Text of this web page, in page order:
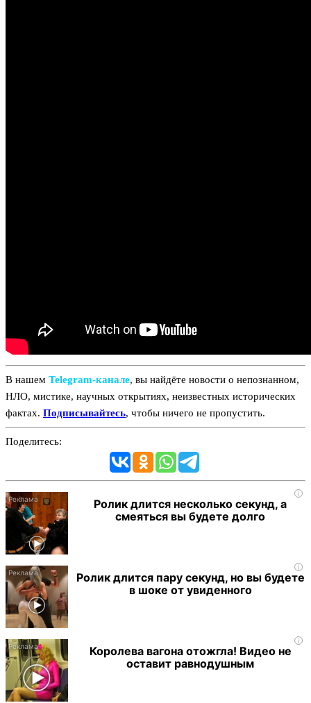
В нашем Telegram‑канале, вы найдёте новости о непознанном,
НЛО, мистике, научных открытиях, неизвестных исторических
фактах. Подписывайтесь, чтобы ничего не пропустить.
Поделитесь:
i
Ролик длится несколько секунд, а
смеяться вы будете долго
i
Ролик длится пару секунд, но вы будете
в шоке от увиденного
i
Королева вагона отожгла! Видео не
оставит равнодушным